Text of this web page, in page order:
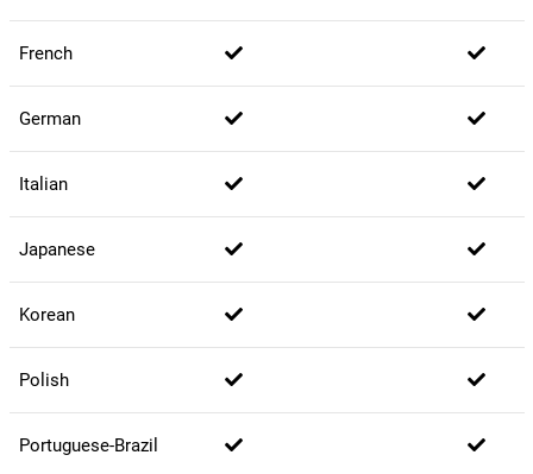
French
German
Italian
Japanese
Korean
Polish
Portuguese-Brazil